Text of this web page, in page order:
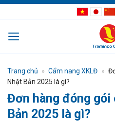
Bỏ
qua
dung
Trang chủ » Cẩm nang XKLĐ »
Nhật Bản 2025 là gì?
Đơn hàng đóng gói
Bản 2025 là gì?